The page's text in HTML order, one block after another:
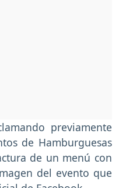
previamente
de Hamburguesas
de un menú con
del evento que